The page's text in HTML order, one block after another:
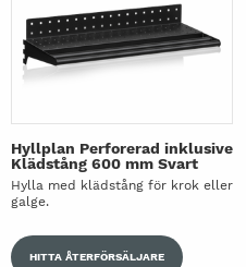
Hyllkonsoler
Skohylla inklusive
Hyllplan Perforerad inklusive
Klädstång 600 mm Svart
Hylla med klädstång för krok eller
galge.
HITTA ÅTERFÖRSÄLJARE